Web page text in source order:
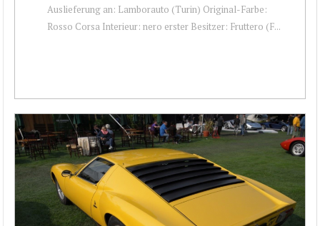
Auslieferung an: Lamborauto (Turin) Original-Farbe:
Rosso Corsa Interieur: nero erster Besitzer: Fruttero (F...